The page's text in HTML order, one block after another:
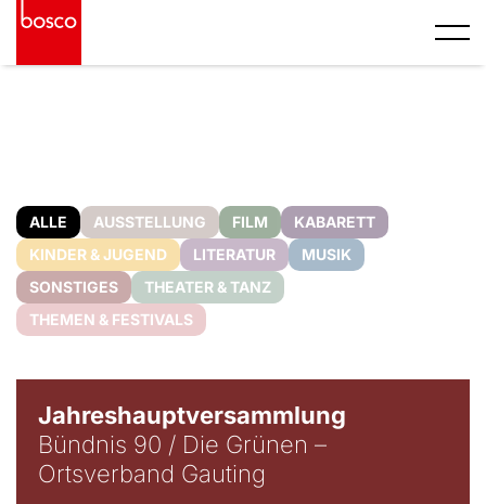
ALLE AUSSTELLUNG FILM
KABARETT
KINDER & JUGEND
LITERATUR
MUSIK
SONSTIGES
THEATER & TANZ
THEMEN & FESTIVALS
Jahreshauptversammlung
Bündnis 90 / Die Grünen –
Ortsverband Gauting